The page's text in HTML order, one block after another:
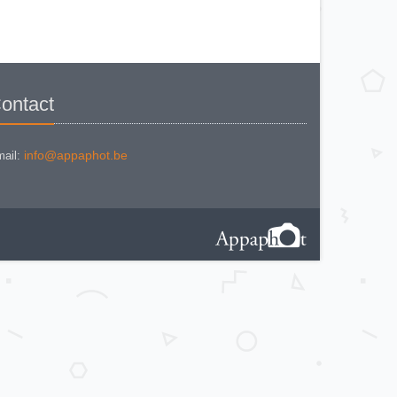
info@appaphot.be